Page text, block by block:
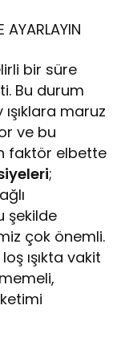
AYARLAYIN
bir süre
Bu durum
ışıklara maruz
ve bu
faktör elbette
;
şekilde
çok önemli.
ışıkta vakit